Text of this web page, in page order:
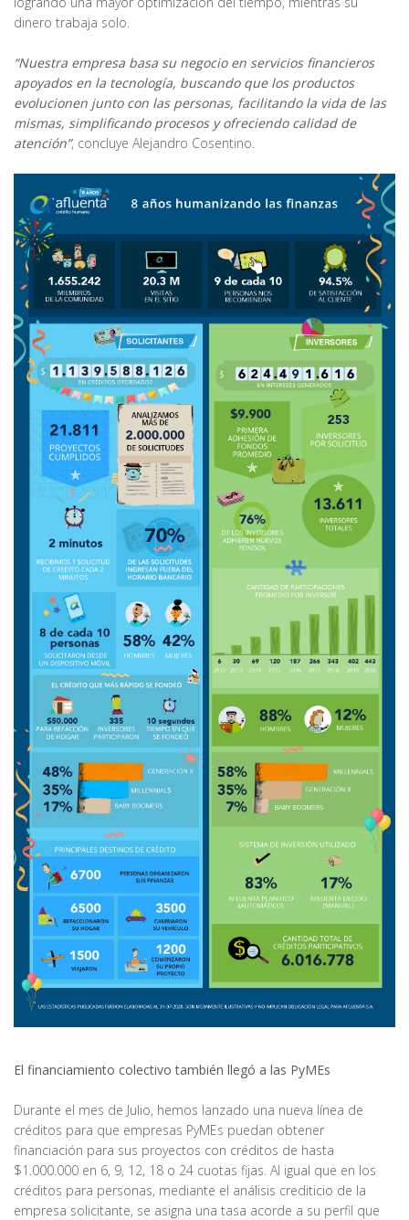
dinero trabaja solo.
“Nuestra empresa basa su negocio en servicios financieros
apoyados en la tecnología, buscando que los productos
evolucionen junto con las personas, facilitando la vida de las
mismas, simplificando procesos y ofreciendo calidad de
atención”, concluye Alejandro Cosentino.
El financiamiento colectivo también llegó a las PyMEs
Durante el mes de Julio, hemos lanzado una nueva línea de
créditos para que empresas PyMEs puedan obtener
financiación para sus proyectos con créditos de hasta
$1.000.000 en 6, 9, 12, 18 o 24 cuotas fijas. Al igual que en los
créditos para personas, mediante el análisis crediticio de la
empresa solicitante, se asigna una tasa acorde a su perfil que